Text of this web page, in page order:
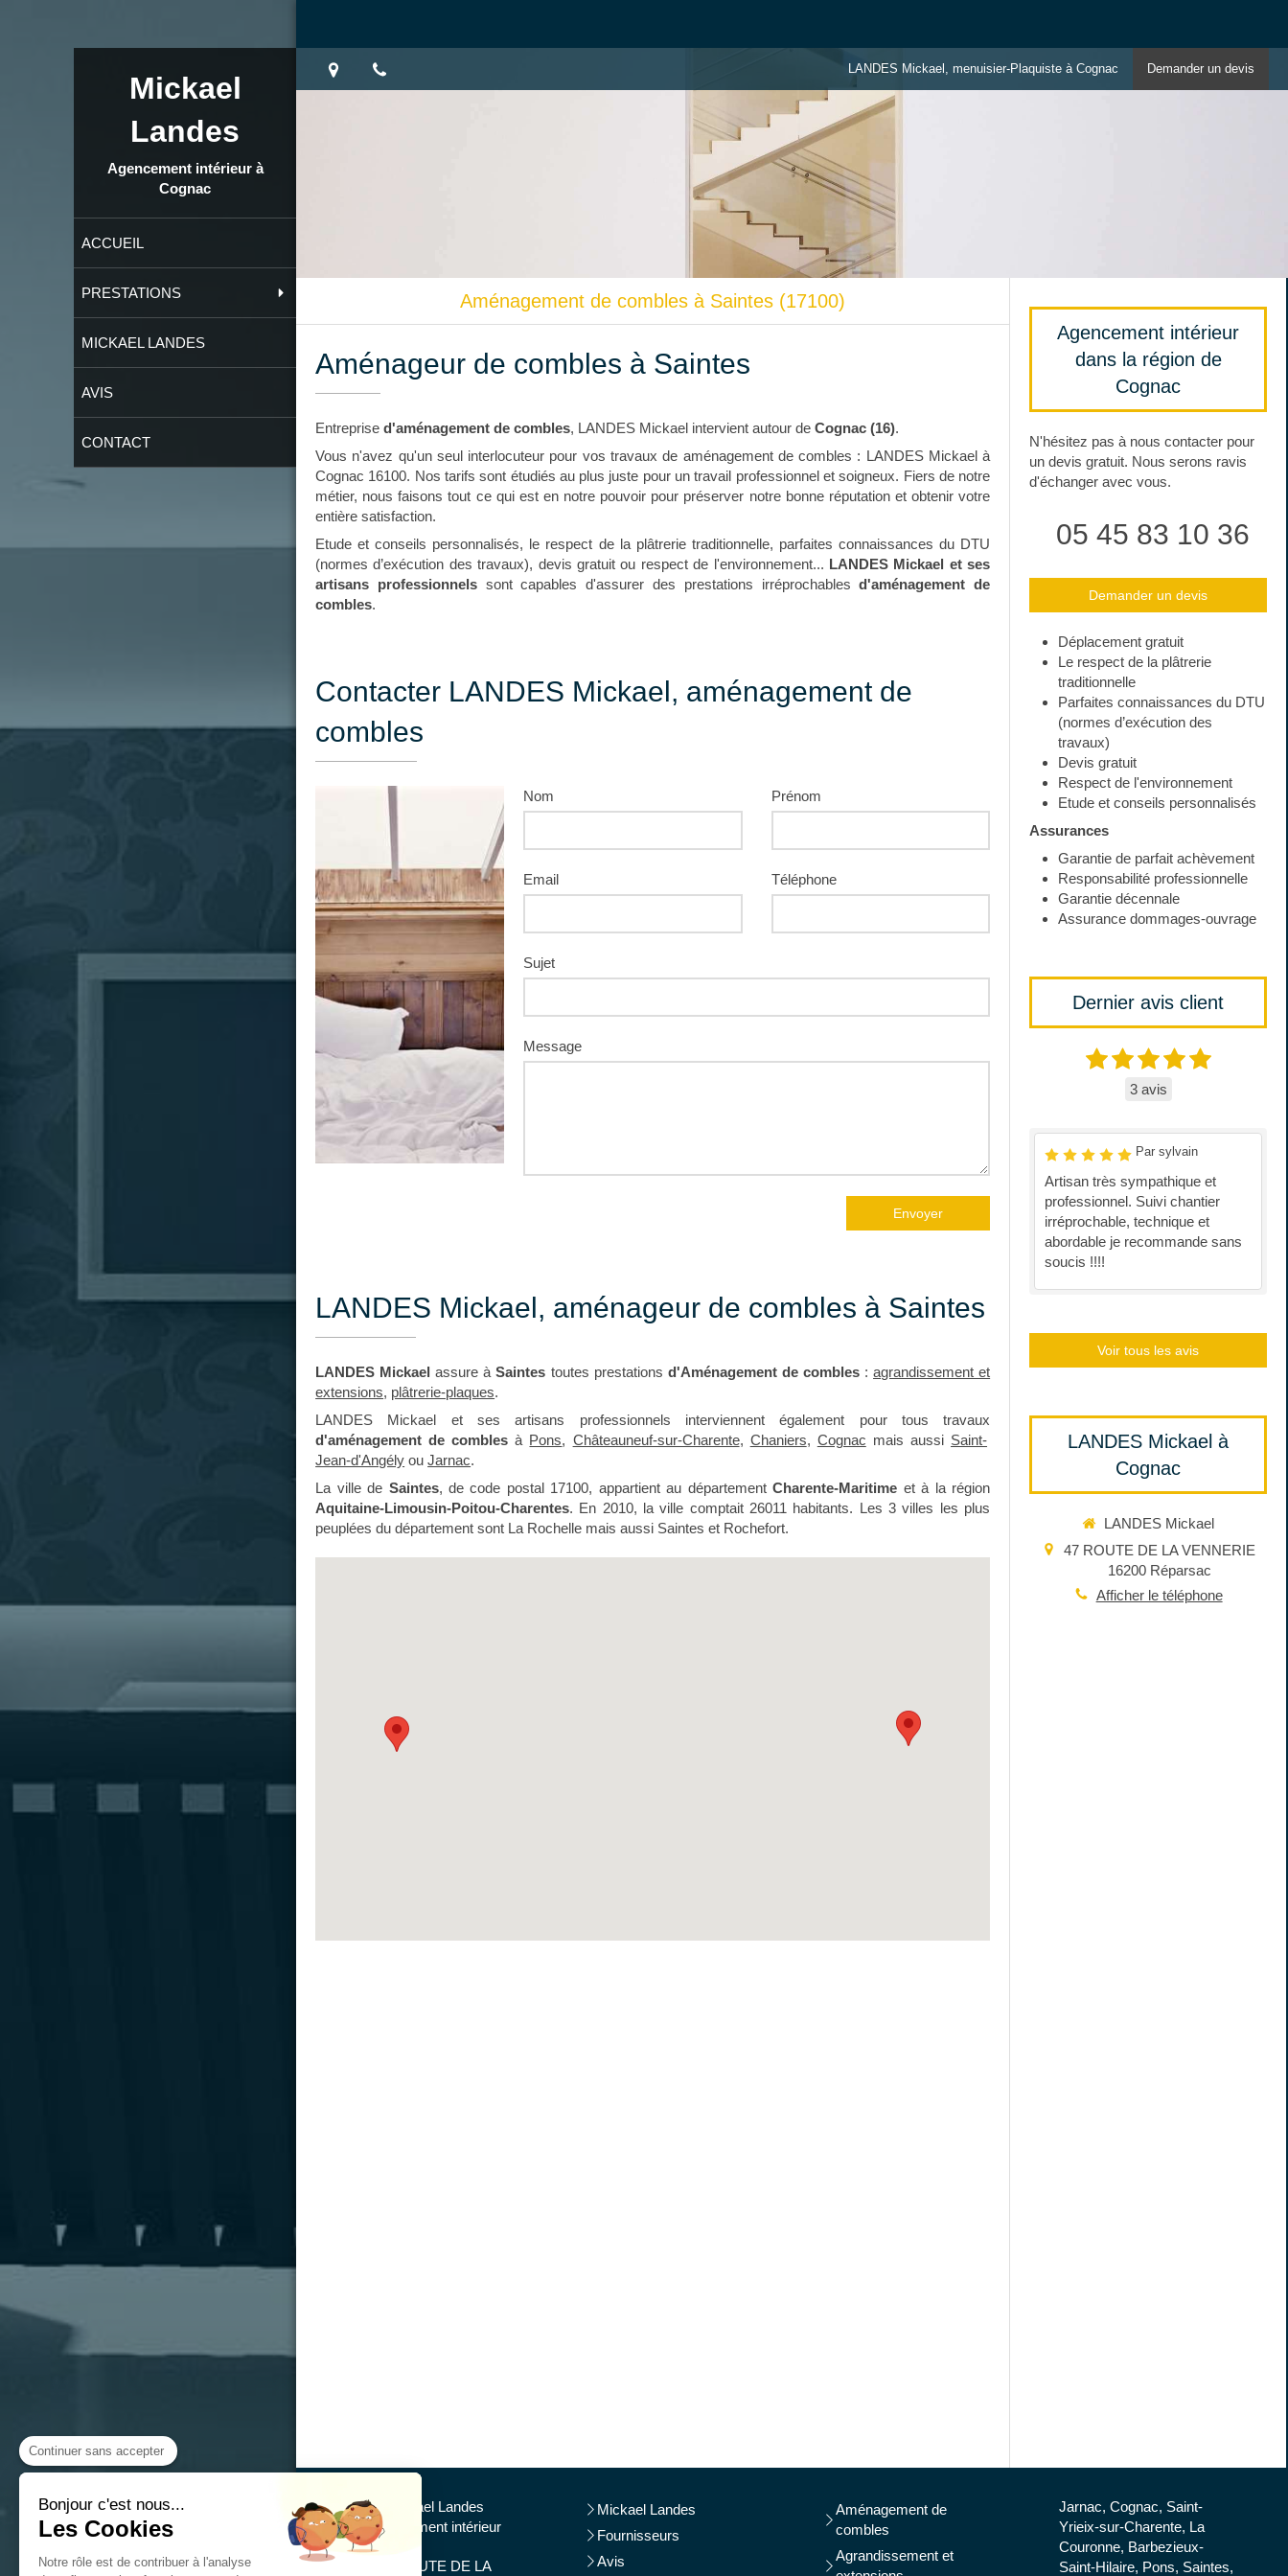
Mickael
Landes
Agencement intérieur à
Cognac
ACCUEIL
PRESTATIONS
MICKAEL LANDES
AVIS
CONTACT
Demander un devis
LANDES Mickael, menuisier-Plaquiste à Cognac
Aménagement de combles à Saintes (17100)
Aménageur de combles à Saintes
Entreprise d'aménagement de combles, LANDES Mickael intervient autour deCognac (16).
Vous n'avez qu'un seul interlocuteur pour vos travaux de aménagement de combles : LANDES Mickael à
Cognac 16100. Nos tarifs sont étudiés au plus juste pour un travail professionnel et soigneux. Fiers de notre
métier, nous faisons tout ce qui est en notre pouvoir pour préserver notre bonne réputation et obtenir votre
entière satisfaction.
Etude et conseils personnalisés, le respect de la plâtrerie traditionnelle, parfaites connaissances du DTU
(normes d’exécution des travaux), devis gratuit ou respect de l'environnement... LANDES Mickael et ses
artisans professionnelssont capables d'assurer des prestations irréprochables d'aménagement de
combles.
Contacter LANDES Mickael, aménagement de
combles
Nom Prénom
Email Téléphone
Sujet
Message
Envoyer
LANDES Mickael, aménageur de combles à Saintes
LANDES Mickael assure àSaintes toutes prestations d'Aménagement de combles:agrandissement et
extensions, plâtrerie-plaques.
LANDES Mickael et ses artisans professionnels interviennent également pour tous travaux
d'aménagement de combles à Pons, Châteauneuf-sur-Charente, Chaniers, Cognac mais aussi Saint-
Jean-d'Angély ouJarnac.
La ville de Saintes, de code postal 17100, appartient au départementCharente-Maritime et à la région
Aquitaine-Limousin-Poitou-Charentes. En 2010, la ville comptait 26011 habitants. Les 3 villes les plus
peuplées du département sont La Rochelle mais aussi Saintes et Rochefort.
Agencement intérieur
dans la région de
Cognac
N'hésitez pas à nous contacter pour
un devis gratuit. Nous serons ravis
d'échanger avec vous.
05 45 83 10 36
Demander un devis
Déplacement gratuit
Le respect de la plâtrerie
traditionnelle
Parfaites connaissances du DTU
(normes d’exécution des
travaux)
Devis gratuit
Respect de l'environnement
Etude et conseils personnalisés
Assurances
Garantie de parfait achèvement
Responsabilité professionnelle
Garantie décennale
Assurance dommages-ouvrage
Dernier avis client
3 avis
Par sylvain
Artisan très sympathique et
professionnel. Suivi chantier
irréprochable, technique et
abordable je recommande sans
soucis !!!!
Voir tous les avis
LANDES Mickael à
Cognac
LANDES Mickael
47 ROUTE DE LA VENNERIE
16200 Réparsac
Afficher le téléphone
Mickael Landes
Agencement intérieur
47 ROUTE DE LA
Mickael Landes
Fournisseurs
Avis
Aménagement de
combles
Agrandissement et
Jarnac, Cognac, Saint-
Yrieix-sur-Charente, La
Couronne, Barbezieux-
Saint-Hilaire, Pons, Saintes,
Continuer sans accepter
Bonjour c'est nous...
Les Cookies
Notre rôle est de contribuer à l'analyse